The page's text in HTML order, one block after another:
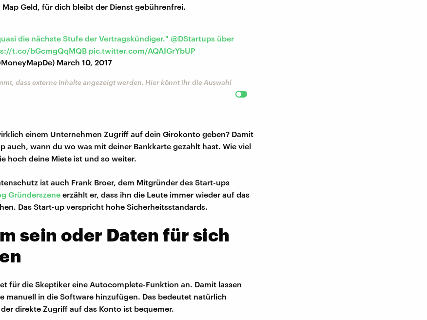
Geld, für dich bleibt der Dienst gebührenfrei.
die nächste Stufe der Vertragskündiger." @DStartups über
t.co/bGcmgQqMQB pic.twitter.com/AQAIGrYbUP
March 10, 2017
dass externe Inhalte angezeigt werden. Hier könnt ihr die Auswahl
einem Unternehmen Zugriff auf dein Girokonto geben? Damit
auch, wann du wo was mit deiner Bankkarte gezahlt hast. Wie viel
hoch deine Miete ist und so weiter.
ist auch Frank Broer, dem Mitgründer des Start-ups
Gründerszene erzählt er, dass ihn die Leute immer wieder auf das
Das Start-up verspricht hohe Sicherheitsstandards.
sein oder Daten für sich
für die Skeptiker eine Autocomplete-Funktion an. Damit lassen
manuell in die Software hinzufügen. Das bedeutet natürlich
direkte Zugriff auf das Konto ist bequemer.